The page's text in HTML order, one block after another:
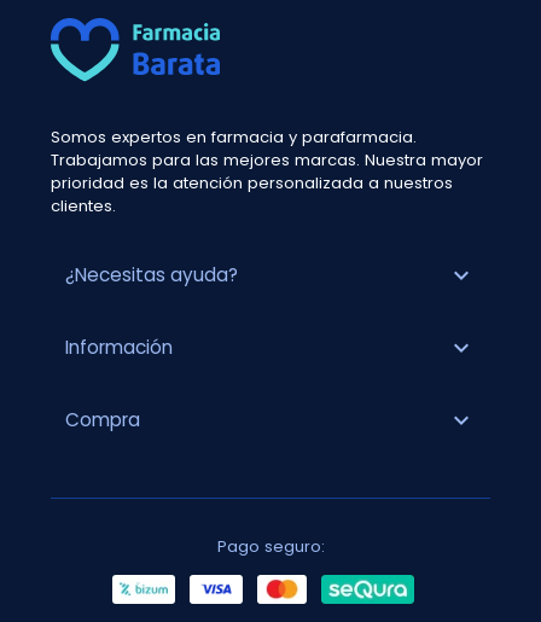
Somos expertos en farmacia y parafarmacia.
Trabajamos para las mejores marcas. Nuestra mayor
prioridad es la atención personalizada a nuestros
clientes.
¿Necesitas ayuda? expand_more
Información expand_more
Compra expand_more
Pago seguro: